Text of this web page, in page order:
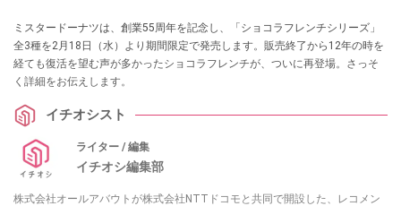
ミスタードーナツは、創業55周年を記念し、「ショコラフレンチシリーズ」
全3種を2月18日（水）より期間限定で発売します。販売終了から12年の時を
経ても復活を望む声が多かったショコラフレンチが、ついに再登場。さっそ
く詳細をお伝えします。
イチオシスト
ライター / 編集
イチオシ編集部
株式会社オールアバウトが株式会社NTTドコモと共同で開設した、レコメン